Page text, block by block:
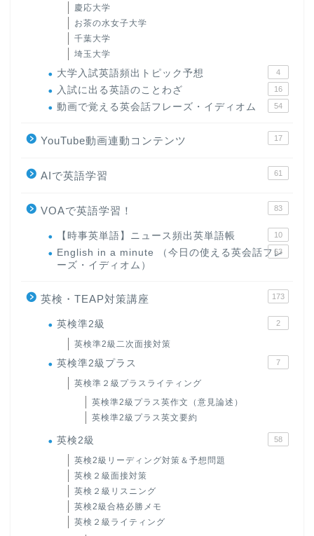
慶応大学
お茶の水女子大学
千葉大学
埼玉大学
大学入試英語頻出トピック予想 4
入試に出る英語のことわざ 16
動画で覚える英会話フレーズ・イディオム 54
YouTube動画連動コンテンツ 17
AIで英語学習 61
VOAで英語学習！ 83
【時事英単語】ニュース頻出英単語帳 10
English in a minute （今日の使える英会話フレ
ーズ・イディオム）
63
英検・TEAP対策講座 173
英検準2級 2
英検準2級二次面接対策
英検準2級プラス 7
英検準２級プラスライティング
英検準2級プラス英作文（意見論述）
英検準2級プラス英文要約
英検2級 58
英検2級リーディング対策＆予想問題
英検２級面接対策
英検２級リスニング
英検2級合格必勝メモ
英検２級ライティング